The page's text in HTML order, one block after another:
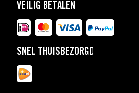
VEILIG BETALEN
SNEL THUISBEZORGD